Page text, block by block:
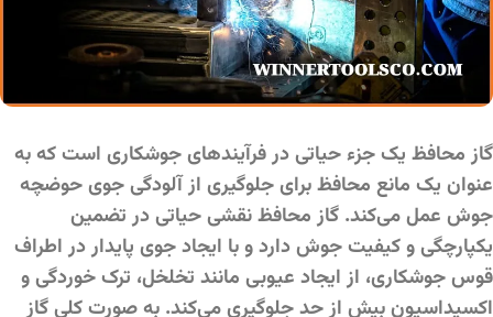
گاز محافظ یک جزء حیاتی در فرآیندهای جوشکاری است که به
عنوان یک مانع محافظ برای جلوگیری از آلودگی جوی حوضچه
جوش عمل می‌کند. گاز محافظ نقشی حیاتی در تضمین
یکپارچگی و کیفیت جوش دارد و با ایجاد جوی پایدار در اطراف
قوس جوشکاری، از ایجاد عیوبی مانند تخلخل، ترک خوردگی و
اکسیداسیون بیش از حد جلوگیری می‌کند. به صورت کلی گاز